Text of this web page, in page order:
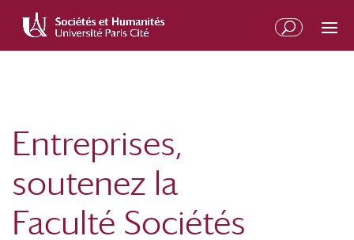
contenu
Entreprises,
soutenez la
Faculté Sociétés